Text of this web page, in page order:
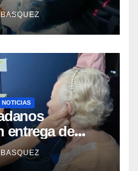
NOTICIAS
entrega de
el Centro de
Arvelo